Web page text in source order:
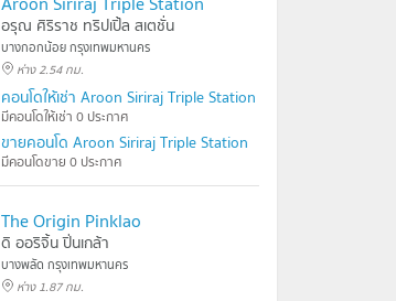
อรุณ ศิริราช ทริปเปิ้ล สเตชั่น
บางกอกน้อย กรุงเทพมหานคร
ห่าง 2.54 กม.
คอนโดให้เช่า Aroon Siriraj Triple Station
มีคอนโดให้เช่า 0 ประกาศ
ขายคอนโด Aroon Siriraj Triple Station
มีคอนโดขาย 0 ประกาศ
The Origin Pinklao
ดิ ออริจิ้น ปิ่นเกล้า
บางพลัด กรุงเทพมหานคร
ห่าง 1.87 กม.